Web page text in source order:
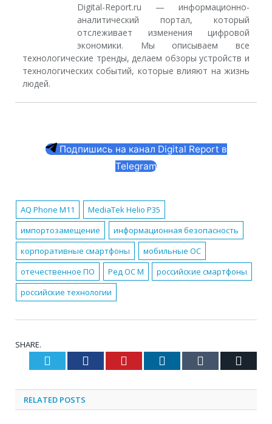
Digital-Report.ru — информационно-
аналитический портал, который
отслеживает изменения цифровой
экономики. Мы описываем все
технологические тренды, делаем обзоры устройств и
технологических событий, которые влияют на жизнь
людей.
Подпишись на канал Digital Report в
Telegram
AQ Phone M11
MediaTek Helio P35
импортозамещение
информационная безопасность
корпоративные смартфоны
мобильные ОС
отечественное ПО
Ред ОС М
российские смартфоны
российские технологии
SHARE.
Twitter Facebook Pinterest LinkedIn Tumblr
RELATED POSTS